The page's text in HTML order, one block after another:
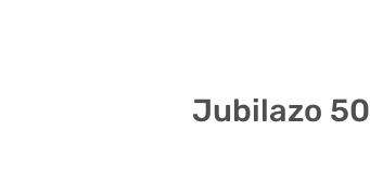
Jubilazo